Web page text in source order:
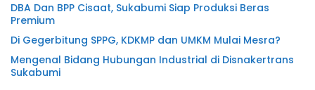
DBA Dan BPP Cisaat, Sukabumi Siap Produksi Beras
Premium
Di Gegerbitung SPPG, KDKMP dan UMKM Mulai Mesra?
Mengenal Bidang Hubungan Industrial di Disnakertrans
Sukabumi